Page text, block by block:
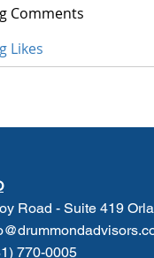
Comments
Likes
Road - Suite 419
770-0005